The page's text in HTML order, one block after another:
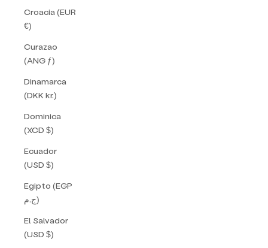
Croacia (EUR
€)
Curazao
(ANG ƒ)
Dinamarca
(DKK kr.)
Dominica
(XCD $)
Ecuador
(USD $)
Egipto (EGP
ج.م)
El Salvador
(USD $)